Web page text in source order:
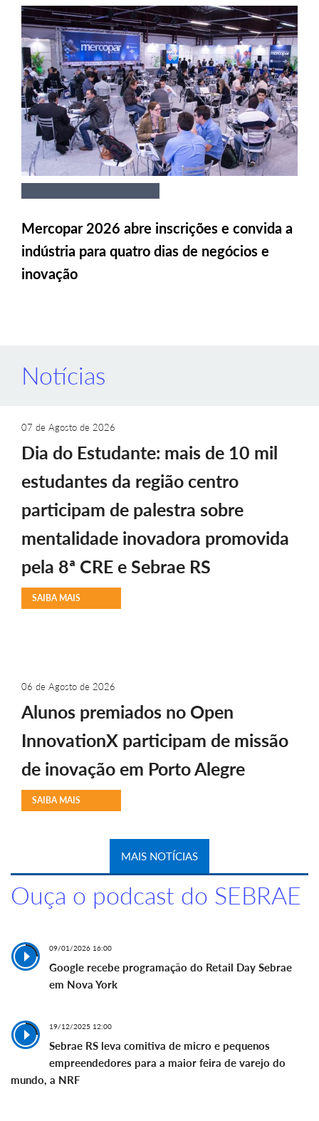
Mercopar 2026 abre inscrições e convida a
indústria para quatro dias de negócios e
inovação
Notícias
07 de Agosto de 2026
Dia do Estudante: mais de 10 mil
estudantes da região centro
participam de palestra sobre
mentalidade inovadora promovida
pela 8ª CRE e Sebrae RS
SAIBA MAIS
06 de Agosto de 2026
Alunos premiados no Open
InnovationX participam de missão
de inovação em Porto Alegre
SAIBA MAIS
MAIS NOTÍCIAS
Ouça o podcast do SEBRAE
09/01/2026 16:00
Google recebe programação do Retail Day Sebrae
em Nova York
19/12/2025 12:00
Sebrae RS leva comitiva de micro e pequenos
empreendedores para a maior feira de varejo do
mundo, a NRF